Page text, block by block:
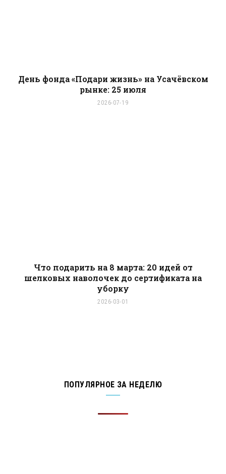
День фонда «Подари жизнь» на Усачёвском
рынке: 25 июля
2026-07-19
Что подарить на 8 марта: 20 идей от
шелковых наволочек до сертификата на
уборку
2026-03-01
ПОПУЛЯРНОЕ ЗА НЕДЕЛЮ